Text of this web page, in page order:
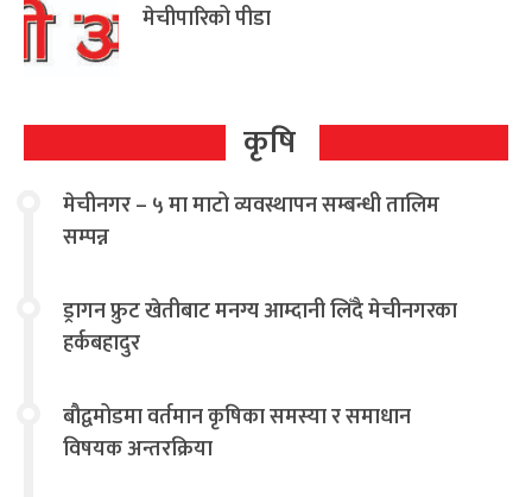
मेचीपारिको पीडा
कृषि
मेचीनगर – ५ मा माटो व्यवस्थापन सम्बन्धी तालिम
सम्पन्न
ड्रागन फ्रुट खेतीबाट मनग्य आम्दानी लिँदै मेचीनगरका
हर्कबहादुर
बौद्वमोडमा वर्तमान कृषिका समस्या र समाधान
विषयक अन्तरक्रिया